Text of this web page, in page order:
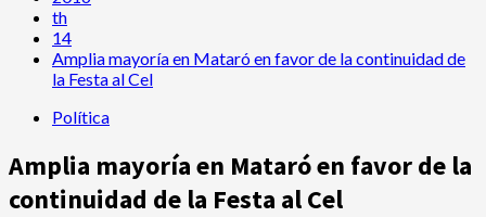
th
14
Amplia mayoría en Mataró en favor de la continuidad de
la Festa al Cel
Política
Amplia mayoría en Mataró en favor de la
continuidad de la Festa al Cel